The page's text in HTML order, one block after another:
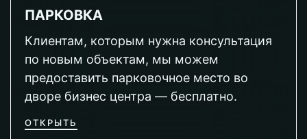
ПАРКОВКА
Клиентам, которым нужна консультация
по новым объектам, мы можем
предоставить парковочное место во
дворе бизнес центра — бесплатно.
ОТКРЫТЬ